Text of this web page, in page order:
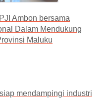
Ambon bersama
Dalam Mendukung
Maluku
mendampingi industri